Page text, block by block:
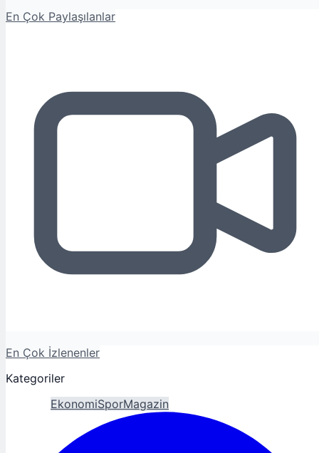
En Çok Paylaşılanlar
En Çok İzlenenler
Kategoriler
EkonomiSporMagazin